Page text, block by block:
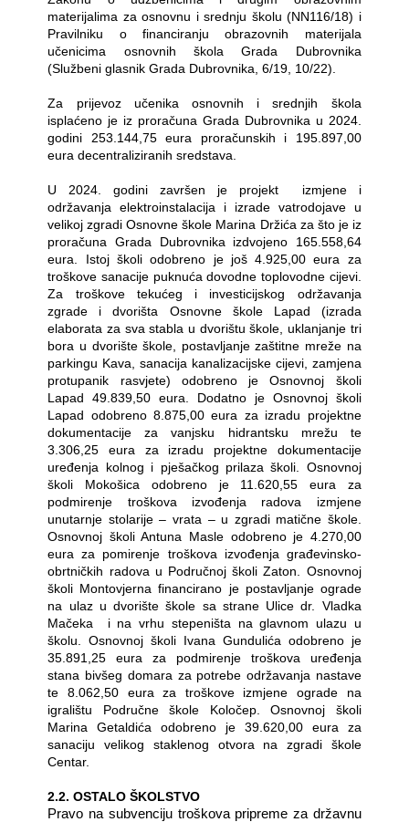
materijalima za osnovnu i srednju školu (NN116/18) i
Pravilniku o financiranju obrazovnih materijala
učenicima osnovnih škola Grada Dubrovnika
(Službeni glasnik Grada Dubrovnika, 6/19, 10/22).
Za prijevoz učenika osnovnih i srednjih škola
isplaćeno je iz proračuna Grada Dubrovnika u 2024.
godini 253.144,75 eura proračunskih i 195.897,00
eura decentraliziranih sredstava.
U 2024. godini završen je projekt
izmjene i
održavanja elektroinstalacija i izrade vatrodojave u
velikoj zgradi Osnovne škole Marina Držića za što je iz
proračuna Grada Dubrovnika izdvojeno 165.558,64
eura. Istoj školi odobreno je još 4.925,00 eura za
troškove sanacije puknuća dovodne toplovodne cijevi.
Za troškove tekućeg i investicijskog održavanja
zgrade i dvorišta Osnovne škole Lapad (izrada
elaborata za sva stabla u dvorištu škole, uklanjanje tri
bora u dvorište škole, postavljanje zaštitne mreže na
parkingu Kava, sanacija kanalizacijske cijevi, zamjena
protupanik rasvjete) odobreno je Osnovnoj školi
Lapad 49.839,50 eura. Dodatno je Osnovnoj školi
Lapad odobreno 8.875,00 eura za izradu projektne
dokumentacije za vanjsku hidrantsku mrežu te
3.306,25 eura za izradu projektne dokumentacije
uređenja kolnog i pješačkog prilaza školi. Osnovnoj
školi Mokošica odobreno je 11.620,55 eura za
podmirenje troškova izvođenja radova izmjene
unutarnje stolarije – vrata – u zgradi matične škole.
Osnovnoj školi Antuna Masle odobreno je 4.270,00
eura za pomirenje troškova izvođenja građevinsko-
obrtničkih radova u Područnoj školi Zaton. Osnovnoj
školi Montovjerna financirano je postavljanje ograde
na ulaz u dvorište škole sa strane Ulice dr. Vladka
Mačeka
i na vrhu stepeništa na glavnom ulazu u
školu. Osnovnoj školi Ivana Gundulića odobreno je
35.891,25 eura za podmirenje troškova uređenja
stana bivšeg domara za potrebe održavanja nastave
te 8.062,50 eura za troškove izmjene ograde na
igralištu Područne škole Koločep. Osnovnoj školi
Marina Getaldića odobreno je 39.620,00 eura za
sanaciju velikog staklenog otvora na zgradi škole
Centar.
2.2. OSTALO ŠKOLSTVO
Pravo na subvenciju troškova pripreme za državnu